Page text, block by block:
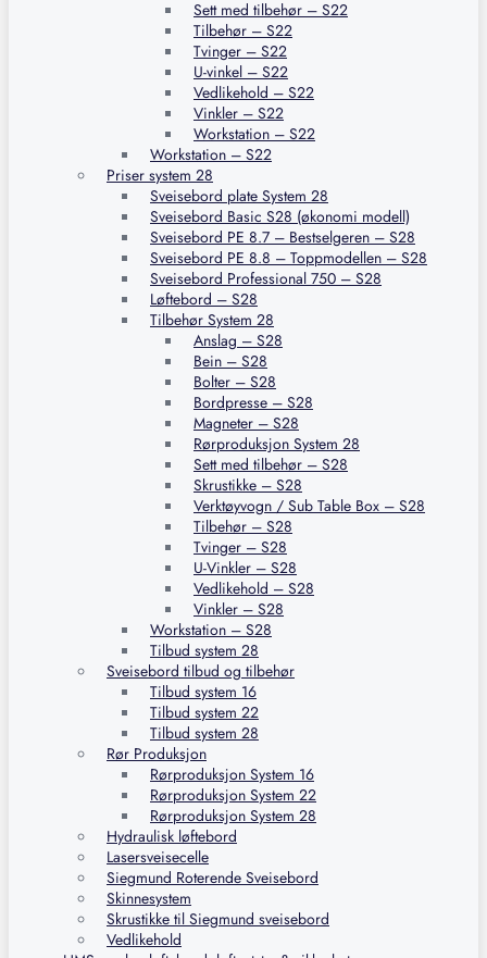
Sett med tilbehør – S22
Tilbehør – S22
Tvinger – S22
U-vinkel – S22
Vedlikehold – S22
Vinkler – S22
Workstation – S22
Workstation – S22
Priser system 28
Sveisebord plate System 28
Sveisebord Basic S28 (økonomi modell)
Sveisebord PE 8.7 – Bestselgeren – S28
Sveisebord PE 8.8 – Toppmodellen – S28
Sveisebord Professional 750 – S28
Løftebord – S28
Tilbehør System 28
Anslag – S28
Bein – S28
Bolter – S28
Bordpresse – S28
Magneter – S28
Rørproduksjon System 28
Sett med tilbehør – S28
Skrustikke – S28
Verktøyvogn / Sub Table Box – S28
Tilbehør – S28
Tvinger – S28
U-Vinkler – S28
Vedlikehold – S28
Vinkler – S28
Workstation – S28
Tilbud system 28
Sveisebord tilbud og tilbehør
Tilbud system 16
Tilbud system 22
Tilbud system 28
Rør Produksjon
Rørproduksjon System 16
Rørproduksjon System 22
Rørproduksjon System 28
Hydraulisk løftebord
Lasersveisecelle
Siegmund Roterende Sveisebord
Skinnesystem
Skrustikke til Siegmund sveisebord
Vedlikehold